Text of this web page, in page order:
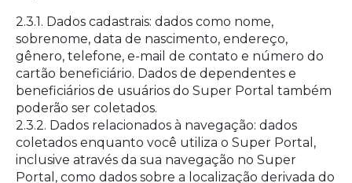
2.3.1. Dados cadastrais: dados como nome,
sobrenome, data de nascimento, endereço,
gênero, telefone, e-mail de contato e número do
cartão beneficiário. Dados de dependentes e
beneficiários de usuários do Super Portal também
poderão ser coletados.
2.3.2. Dados relacionados à navegação: dados
coletados enquanto você utiliza o Super Portal,
inclusive através da sua navegação no Super
Portal, como dados sobre a localização derivada do